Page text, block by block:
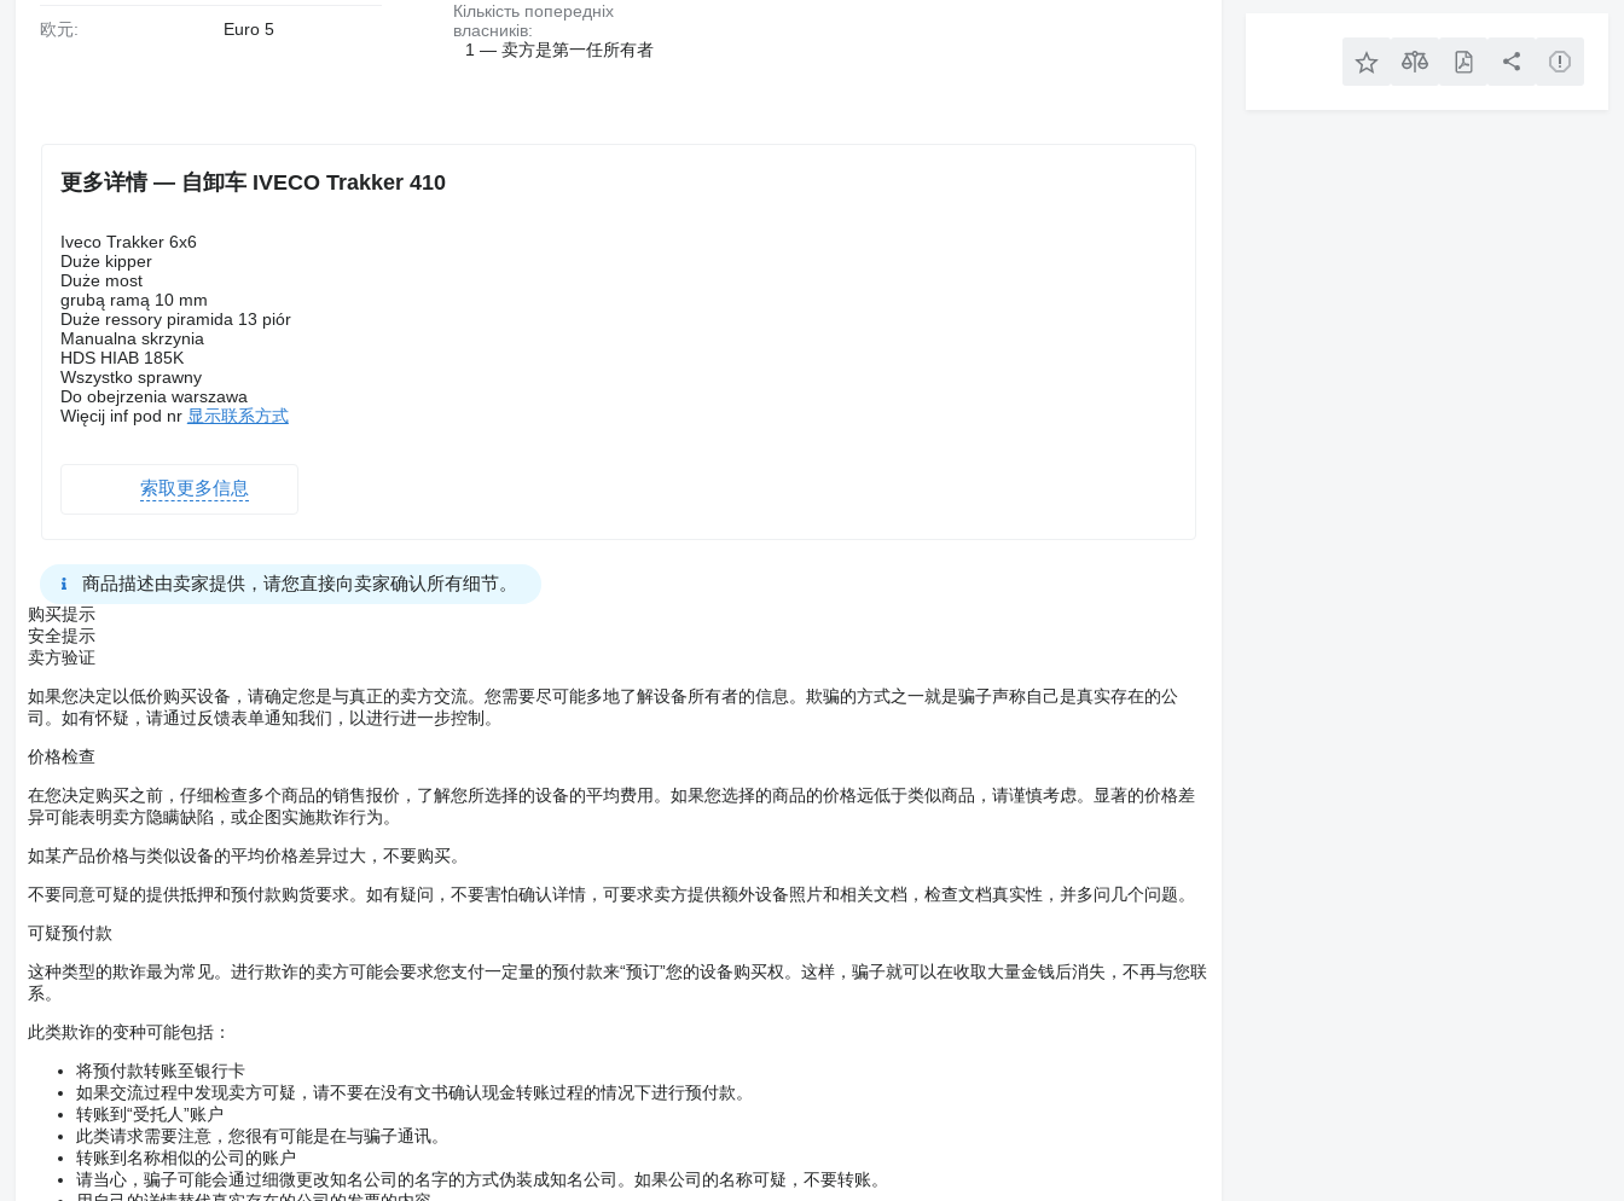
欧元: Euro 5
Кількість попередніх
власників:
1 — 卖方是第一任所有者
更多详情 — 自卸车 IVECO Trakker 410
Iveco Trakker 6x6
Duże kipper
Duże most
grubą ramą 10 mm
Duże ressory piramida 13 piór
Manualna skrzynia
HDS HIAB 185K
Wszystko sprawny
Do obejrzenia warszawa
Więcij inf pod nr 显示联系方式
索取更多信息
商品描述由卖家提供，请您直接向卖家确认所有细节。
购买提示
安全提示
卖方验证
如果您决定以低价购买设备，请确定您是与真正的卖方交流。您需要尽可能多地了解设备所有者的信息。欺骗的方式之一就是骗子声称自己是真实存在的公
司。如有怀疑，请通过反馈表单通知我们，以进行进一步控制。
价格检查
在您决定购买之前，仔细检查多个商品的销售报价，了解您所选择的设备的平均费用。如果您选择的商品的价格远低于类似商品，请谨慎考虑。显著的价格差
异可能表明卖方隐瞒缺陷，或企图实施欺诈行为。
如某产品价格与类似设备的平均价格差异过大，不要购买。
不要同意可疑的提供抵押和预付款购货要求。如有疑问，不要害怕确认详情，可要求卖方提供额外设备照片和相关文档，检查文档真实性，并多问几个问题。
可疑预付款
这种类型的欺诈最为常见。进行欺诈的卖方可能会要求您支付一定量的预付款来“预订”您的设备购买权。这样，骗子就可以在收取大量金钱后消失，不再与您联
系。
此类欺诈的变种可能包括：
将预付款转账至银行卡
如果交流过程中发现卖方可疑，请不要在没有文书确认现金转账过程的情况下进行预付款。
转账到“受托人”账户
此类请求需要注意，您很有可能是在与骗子通讯。
转账到名称相似的公司的账户
请当心，骗子可能会通过细微更改知名公司的名字的方式伪装成知名公司。如果公司的名称可疑，不要转账。